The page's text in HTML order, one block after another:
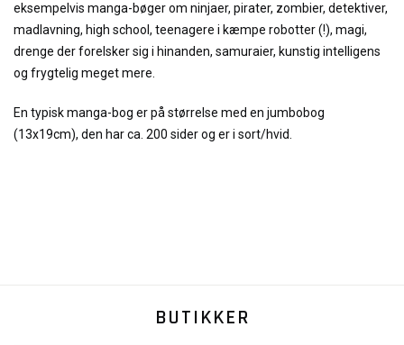
eksempelvis manga-bøger om ninjaer, pirater, zombier, detektiver,
madlavning, high school, teenagere i kæmpe robotter (!), magi,
drenge der forelsker sig i hinanden, samuraier, kunstig intelligens
og frygtelig meget mere.
En typisk manga-bog er på størrelse med en jumbobog
(13x19cm), den har ca. 200 sider og er i sort/hvid.
BUTIKKER